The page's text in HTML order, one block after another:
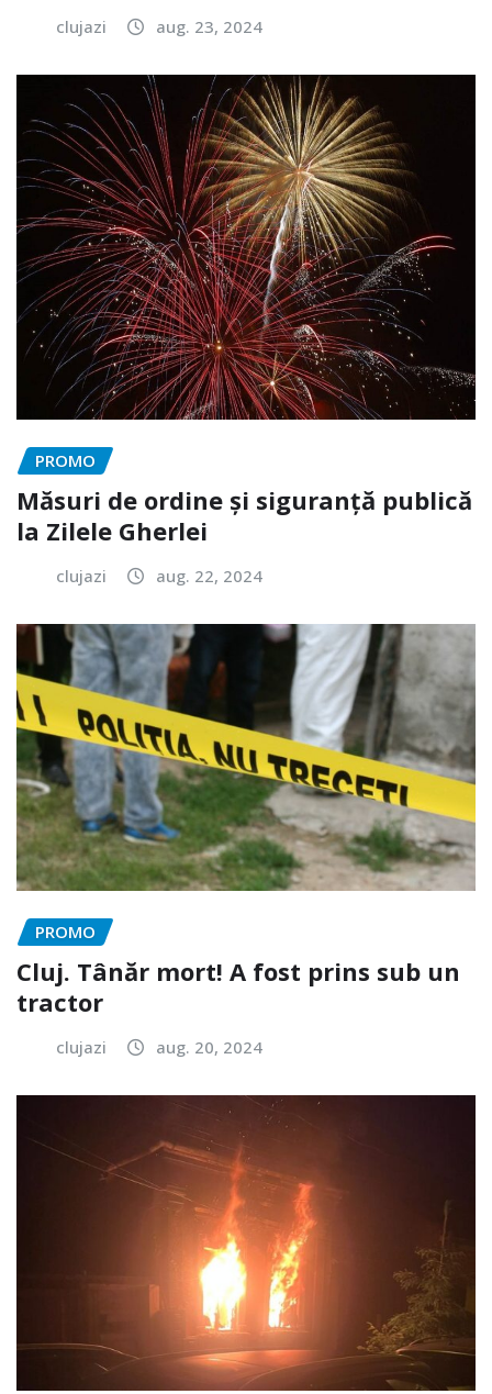
clujazi aug. 23, 2024
PROMO
Măsuri de ordine și siguranță publică
la Zilele Gherlei
clujazi aug. 22, 2024
PROMO
Cluj. Tânăr mort! A fost prins sub un
tractor
clujazi aug. 20, 2024